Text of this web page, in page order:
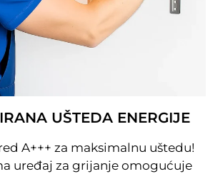
UŠTEDA ENERGIJE
A+++ za maksimalnu uštedu!
uređaj za grijanje omogućuje